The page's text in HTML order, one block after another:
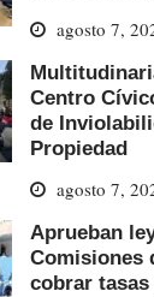
agosto 7,
Centro
de
Propiedad
agosto 7,
Aprueban
Comisiones
cobrar